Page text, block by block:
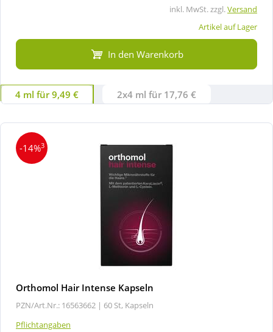
inkl. MwSt. zzgl.Versand
Artikel auf Lager
In den Warenkorb
4 ml für 9,49 € 2x4 ml für 17,76 €
-14%3
Orthomol Hair Intense Kapseln
PZN/Art.Nr.: 16563662 | 60 St, Kapseln
Pflichtangaben